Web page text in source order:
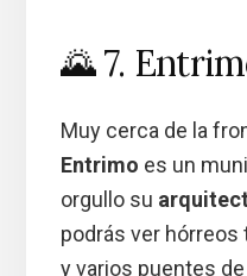
🌄 7.
Muy cerca de la
Entrimo es un
orgullo su
podrás ver
y varios puentes